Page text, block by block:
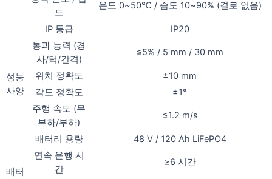
도
온도 0~50℃ / 습도 10~90% (결로 없음)
IP 등급 IP20
성능
사양
통과 능력 (경
사/턱/간격)
≤5% / 5 mm / 30 mm
위치 정확도
±10 mm
각도 정확도
±1°
주행 속도 (무
부하/부하)
≤1.2 m/s
배터
배터리 용량
48 V / 120 Ah LiFePO4
연속 운행 시
간
≥6 시간